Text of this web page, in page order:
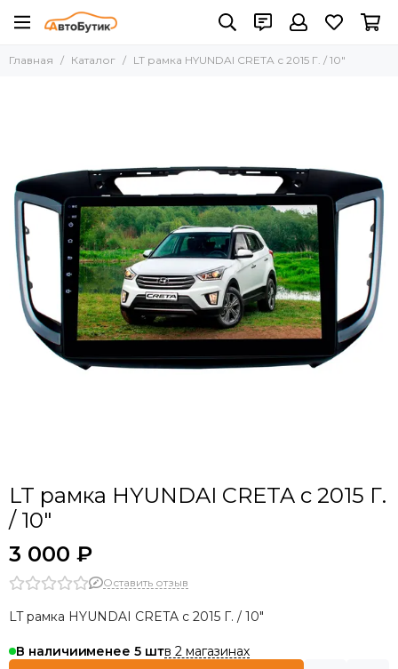
Главная Каталог LT рамка HYUNDAI CRETA с 2015 Г. / 10"
LT рамка HYUNDAI CRETA с 2015 Г.
/ 10"
3 000 ₽
Оставить отзыв
LT рамка HYUNDAI CRETA с 2015 Г. / 10"
В наличиименее 5 в 2 магазинах